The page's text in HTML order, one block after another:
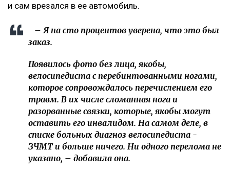
и сам врезался в ее автомобиль.
– Я на сто процентов уверена, что это был
заказ.
Появилось фото без лица, якобы,
велосипедиста с перебинтованными ногами,
которое сопровождалось перечислением его
травм. В их числе сломанная нога и
разорванные связки, которые, якобы могут
оставить его инвалидом. На самом деле, в
списке больных диагноз велосипедиста -
ЗЧМТ и больше ничего. Ни одного перелома не
указано, – добавила она.